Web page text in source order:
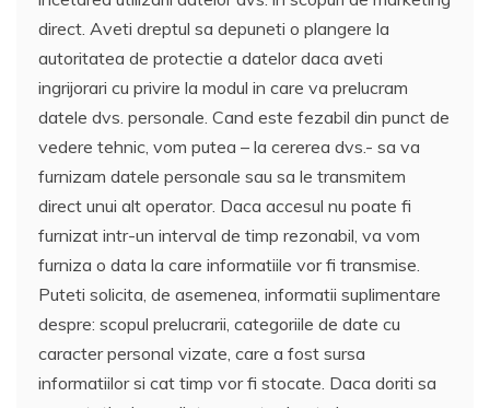
direct. Aveti dreptul sa depuneti o plangere la
autoritatea de protectie a datelor daca aveti
ingrijorari cu privire la modul in care va prelucram
datele dvs. personale. Cand este fezabil din punct de
vedere tehnic, vom putea – la cererea dvs.- sa va
furnizam datele personale sau sa le transmitem
direct unui alt operator. Daca accesul nu poate fi
furnizat intr-un interval de timp rezonabil, va vom
furniza o data la care informatiile vor fi transmise.
Puteti solicita, de asemenea, informatii suplimentare
despre: scopul prelucrarii, categoriile de date cu
caracter personal vizate, care a fost sursa
informatiilor si cat timp vor fi stocate. Daca doriti sa